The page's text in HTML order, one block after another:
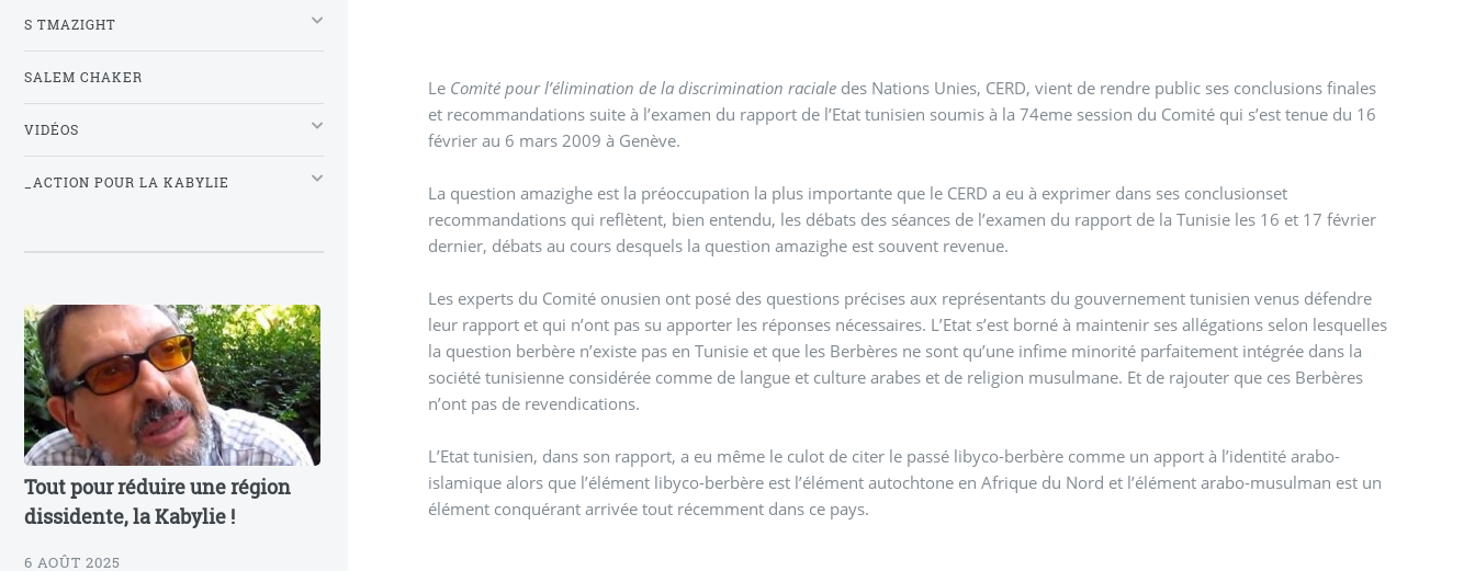
Le Comité pour l’élimination de la discrimination raciale des Nations Unies, CERD, vient de rendre public ses conclusions finales
et recommandations suite à l’examen du rapport de l’Etat tunisien soumis à la 74eme session du Comité qui s’est tenue du 16
février au 6 mars 2009 à Genève.
La question amazighe est la préoccupation la plus importante que le CERD a eu à exprimer dans ses conclusionset
recommandations qui reflètent, bien entendu, les débats des séances de l’examen du rapport de la Tunisie les 16 et 17 février
dernier, débats au cours desquels la question amazighe est souvent revenue.
Les experts du Comité onusien ont posé des questions précises aux représentants du gouvernement tunisien venus défendre
leur rapport et qui n’ont pas su apporter les réponses nécessaires. L’Etat s’est borné à maintenir ses allégations selon lesquelles
la question berbère n’existe pas en Tunisie et que les Berbères ne sont qu’une infime minorité parfaitement intégrée dans la
société tunisienne considérée comme de langue et culture arabes et de religion musulmane. Et de rajouter que ces Berbères
n’ont pas de revendications.
L’Etat tunisien, dans son rapport, a eu même le culot de citer le passé libyco-berbère comme un apport à l’identité arabo-
islamique alors que l’élément libyco-berbère est l’élément autochtone en Afrique du Nord et l’élément arabo-musulman est un
élément conquérant arrivée tout récemment dans ce pays.
S TMAZIGHT
SALEM CHAKER
VIDÉOS
_ACTION POUR LA KABYLIE
Tout pour réduire une région
dissidente, la Kabylie !
6 AOÛT 2025